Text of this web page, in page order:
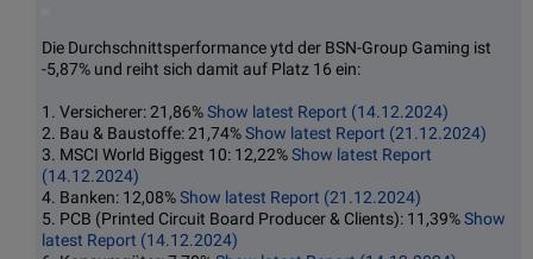
Die Durchschnittsperformance ytd der BSN-Group Gaming ist
-5,87% und reiht sich damit auf Platz 16 ein:
1. Versicherer: 21,86%Show latest Report (14.12.2024)
2. Bau & Baustoffe: 21,74%Show latest Report (21.12.2024)
3. MSCI World Biggest 10: 12,22%Show latest Report
(14.12.2024)
4. Banken: 12,08%Show latest Report (21.12.2024)
5. PCB (Printed Circuit Board Producer & Clients): 11,39%Show
latest Report (14.12.2024)